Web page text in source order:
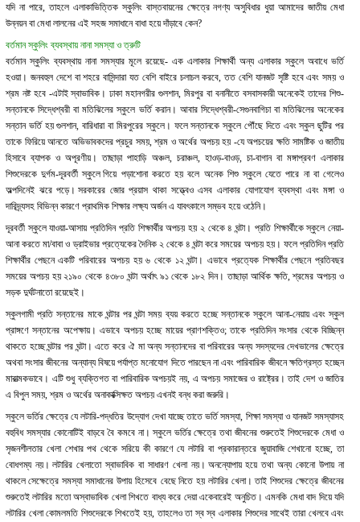
যদি না পারে, তাহলে এলাকাভিত্তিক স্কুলিং বাস্তবায়নের ক্ষেত্রে নগণ্য অসুবিধার ধুয়া আমাদের জাতীয় মেধা
উন্নয়ন বা মেধা লালনের এই সহজ সমাধানে বাধা হয়ে দাঁড়াবে কেন?
বর্তমান স্কুলিং ব্যবস্থায় নানা সমস্যা ও ত্রুটি
বর্তমান স্কুলিং ব্যবস্থায় নানা সমস্যার মূলে রয়েছে- এক এলাকার শিক্ষার্থী অন্য এলাকার স্কুলে অবাধে ভর্তি
হওয়া। জনবহুল দেশে বা শহরে বাসিন্দারা যত বেশি বাইরে চলাচল করবে, তত বেশি যানজট সৃষ্টি হবে এবং সময় ও
শ্রম নষ্ট হবে -এটাই স্বাভাবিক। ঢাকা মহানগরীর গুলশান, মিরপুর বা বনানীতে বসবাসকারী অনেকেই তাদের শিশু-
সন্তানকে সিদ্ধেশ্বরী বা মতিঝিলের স্কুলে ভর্তি করান। আবার সিদ্ধেশ্বরী-সেগুনবাগিচা বা মতিঝিলের অনেকের
সন্তান ভর্তি হয় গুলশান, বারিধারা বা মিরপুরের স্কুলে। ফলে সন্তানকে স্কুলে পৌঁছে দিতে এবং স্কুল ছুটির পর
তাকে ফিরিয়ে আনতে অভিভাবকদের প্রচুর সময়, শ্রম ও অর্থের অপচয় হয় -যে অপচয়ের ক্ষতি সামষ্টিক ও জাতীয়
হিসাবে ব্যাপক ও অপূরণীয়। তাছাড়া পাহাড়ি অঞ্চল, চরাঞ্চল, হাওড়-বাওড়, চা-বাগান বা মঙ্গাপ্রবণ এলাকার
শিশুদেরকে দুর্গম-দূরবর্তী স্কুলে গিয়ে পড়াশোনা করতে হয় বলে অনেক শিশু স্কুলে যেতে পারে না বা গেলেও
অল্পদিনেই ঝরে পড়ে। সরকারের জোর প্রয়াস থাকা সত্ত্বেও এসব এলাকার যোগাযোগ ব্যবস্থা এবং মঙ্গা ও
দারিদ্র্যসহ বিভিন্ন কারণে প্রাথমিক শিক্ষার লক্ষ্য অর্জন এ যাবৎকালে সম্ভব হয়ে ওঠেনি।
দূরবর্তী স্কুলে যাওয়া-আসায় প্রতিদিন প্রতি শিক্ষার্থীর অপচয় হয় ২ থেকে ৪ ঘন্টা। প্রতি শিক্ষার্থীকে স্কুলে নেয়া-
আনা করতে মা/বাবা ও ড্রাইভার প্রত্যেকের দৈনিক ২ থেকে ৪ ঘন্টা করে সময়ের অপচয় হয়। ফলে প্রতিদিন প্রতি
শিক্ষার্থীর পেছনে একটি পরিবারের অপচয় হয় ৬ থেকে ১২ ঘন্টা। এভাবে প্রত্যেক শিক্ষার্থীর পেছনে প্রতিবছর
সময়ের অপচয় হয় ২১৯০ থেকে ৪৩৮০ ঘন্টা অর্থাৎ ৯১ থেকে ১৮২ দিন। তাছাড়া আর্থিক ক্ষতি, শ্রমের অপচয় ও
সড়ক দুর্ঘটনাতো রয়েছেই।
স্কুলগামী প্রতি সন্তানের মাকে ঘন্টার পর ঘন্টা সময় ব্যয় করতে হচ্ছে সন্তানকে স্কুলে আনা-নেয়ায় এবং স্কুল
প্রাঙ্গণে সন্তানের অপেক্ষায়। এভাবে অপচয় হচ্ছে মায়ের প্রাণশক্তিও; তাকে প্রতিদিন সংসার থেকে বিচ্ছিন্ন
থাকতে হচ্ছে ঘন্টার পর ঘন্টা। এতে করে ঐ মা অন্য সন্তানদের বা পরিবারের অন্য সদস্যদের দেখভালের ক্ষেত্রে
অথবা সংসার জীবনের অন্যান্য বিষয়ে পর্যাপ্ত মনোযোগ দিতে পারছেন না এবং পারিবারিক জীবনে ক্ষতিগ্রস্ত হচ্ছেন
মারাত্মকভাবে। এটি শুধু ব্যক্তিগত বা পারিবারিক অপচয়ই নয়, এ অপচয় সমাজের ও রাষ্ট্রের। তাই দেশ ও জাতির
এ বিপুল সময়, শ্রম ও অর্থের অনাকাক্সিক্ষত অপচয় এখনই বন্ধ করা জরুরি।
স্কুলে ভর্তির ক্ষেত্রে যে লটারি-পদ্ধতির উদ্যোগ দেখা যাচ্ছে তাতে ভর্তি সমস্যা, শিক্ষা সমস্যা ও যানজট সমস্যাসহ
বহুবিধ সমস্যার কোনোটিই বাড়বে বৈ কমবে না। স্কুলে ভর্তির ক্ষেত্রে তথা জীবনের শুরুতেই শিশুদেরকে মেধা ও
সৃজনশীলতার খেলা শেখার পথ থেকে সরিয়ে কী কারণে যে লটারি বা প্রকারান্তরে জুয়াবাজি শেখানো হচ্ছে, তা
বোধগম্য নয়। লটারির খেলাতো স্বাভাবিক বা সাধারণ খেলা নয়। অনন্যোপায় হয়ে তথা অন্য কোনো উপায় না
থাকলে সেক্ষেত্রে সমস্যা সমাধানের উপায় হিসেবে বেছে নিতে হয় লটারির খেলা। তাই শিশুদের ক্ষেত্রে জীবনের
শুরুতেই লটারির মতো অস্বাভাবিক খেলা শিখতে বাধ্য করে দেয়া একেবারেই অনুচিত। এমনকি মেধা বাদ দিয়ে যদি
লটারির খেলা কোমলমতি শিশুদেরকে শিখতেই হয়, তাহলেও তা স্ব স্ব এলাকার শিশুদের সাথেই তারা খেলবে এবং